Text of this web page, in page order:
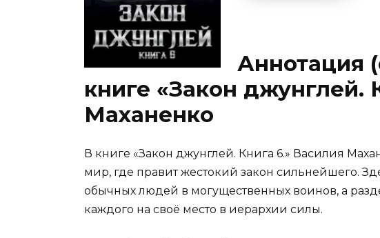
Аннотация
книге «Закон джунглей.
Маханенко
В книге «Закон джунглей. Книга 6.» Василия
мир, где правит жестокий закон сильнейшего.
обычных людей в могущественных воинов, а
каждого на своё место в иерархии силы.